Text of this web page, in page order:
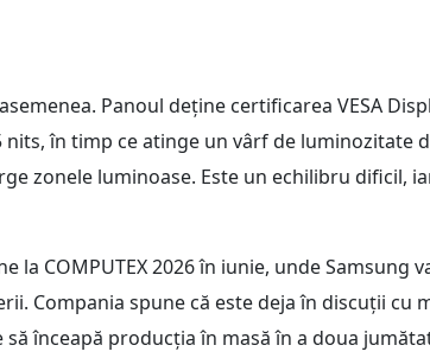
Panoul deține certificarea VESA
în timp ce atinge un vârf de luminozitate
zonele luminoase. Este un echilibru dificil,
la COMPUTEX 2026 în iunie, unde Samsung
Compania spune că este deja în discuții cu
înceapă producția în masă în a doua